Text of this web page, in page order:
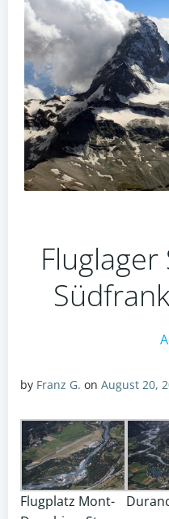
by Franz G. on August 20,
Flugplatz Mont-